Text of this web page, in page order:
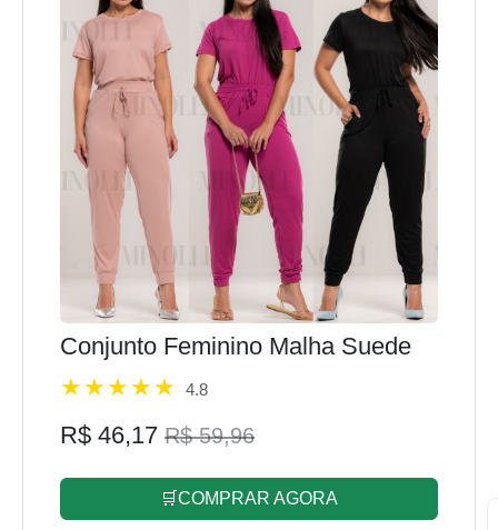
Conjunto Feminino Malha Suede
4.8
R$ 46,17 R$ 59,96
🛒COMPRAR AGORA